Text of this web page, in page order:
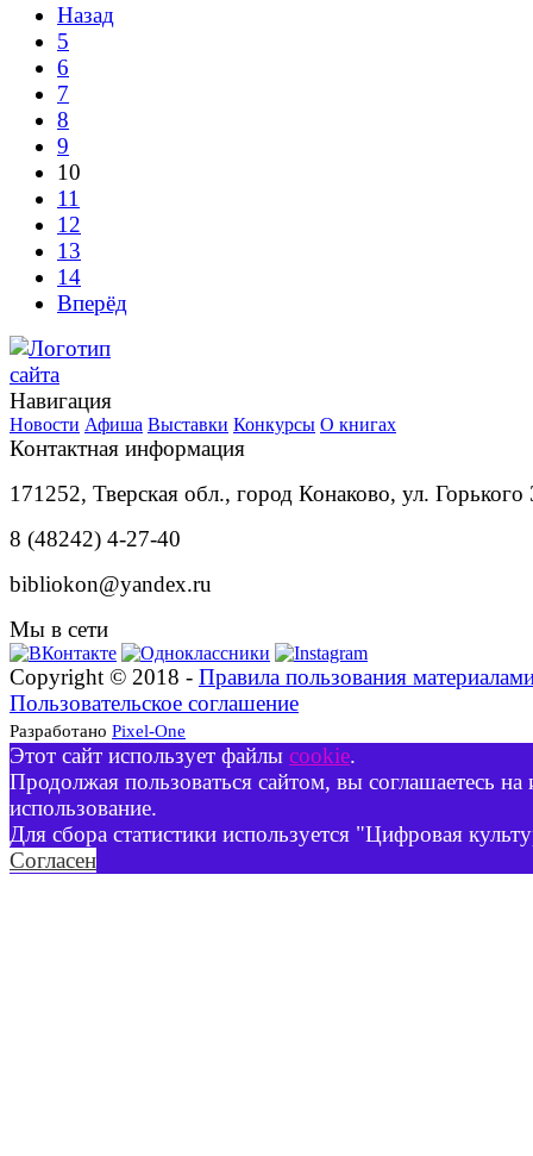
Назад
5
6
7
8
9
10
11
12
13
14
Вперёд
Навигация
Новости Афиша Выставки Конкурсы О книгах
Контактная информация
171252, Тверская обл., город Конаково, ул. Горького
8 (48242) 4-27-40
bibliokon@yandex.ru
Мы в сети
Copyright © 2018 - Правила пользования
Пользовательское соглашение
Разработано Pixel-One
Этот сайт использует файлы cookie.
Продолжая пользоваться сайтом, вы соглашаетесь на
использование.
Для сбора статистики используется "Цифровая
Согласен